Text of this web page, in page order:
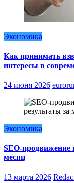
Экономика
Как принимать
интересы в
24 июня 2026
Экономика
SEO-продвижение
месяц
13 марта 2026